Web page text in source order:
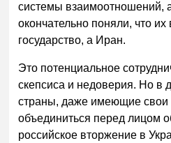
системы взаимоотношений,
окончательно поняли, что
государство, а Иран.
Это потенциальное
скепсиса и недоверия. Но в
страны, даже имеющие свои
объединиться перед лицом
российское вторжение в